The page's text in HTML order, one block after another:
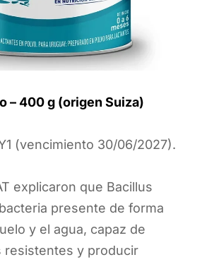
– 400 g (origen Suiza)
(vencimiento 30/06/2027).
explicaron que Bacillus
presente de forma
y el agua, capaz de
resistentes y producir